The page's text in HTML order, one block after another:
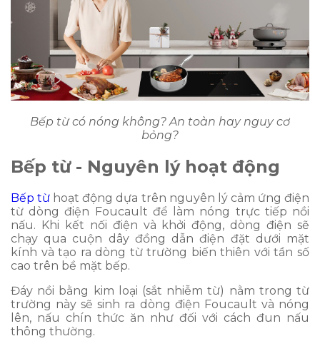
Bếp từ có nóng không? An toàn hay nguy cơ
bỏng?
Bếp từ - Nguyên lý hoạt động
Bếp từ hoạt động dựa trên nguyên lý cảm ứng điện
từ dòng điện Foucault để làm nóng trực tiếp nồi
nấu. Khi kết nối điện và khởi động, dòng điện sẽ
chạy qua cuộn dây đồng dẫn điện đặt dưới mặt
kính và tạo ra dòng từ trường biến thiên với tần số
cao trên bề mặt bếp.
Đáy nồi bằng kim loại (sắt nhiễm từ) nằm trong từ
trường này sẽ sinh ra dòng điện Foucault và nóng
lên, nấu chín thức ăn như đối với cách đun nấu
thông thường.